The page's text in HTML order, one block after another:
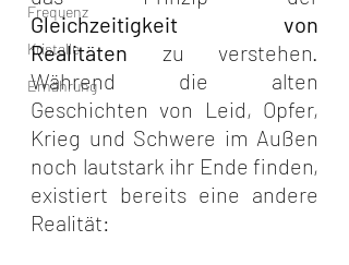
Frequenz
Kristalle
Ernährung
Gleichzeitigkeit von
Realitäten zu verstehen.
Während die alten
Geschichten von Leid, Opfer,
Krieg und Schwere im Außen
noch lautstark ihr Ende finden,
existiert bereits eine andere
Realität: